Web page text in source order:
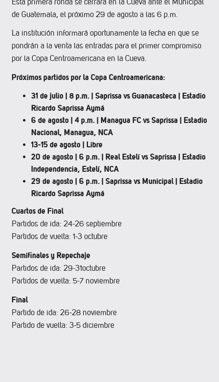
de Guatemala, el próximo 29 de agosto a las 6 p.m.
La institución informará oportunamente la fecha en que se
pondrán a la venta las entradas para el primer compromiso
por la Copa Centroamericana en la Cueva.
Próximos partidos por la Copa Centroamericana:
31 de julio | 8 p.m. | Saprissa vs Guanacasteca | Estadio
Ricardo Saprissa Aymá
6 de agosto | 4 p.m. | Managua FC vs Saprissa | Estadio
Nacional, Managua, NCA
13-15 de agosto | Libre
20 de agosto | 6 p.m. | Real Estelí vs Saprissa | Estadio
Independencia, Estelí, NCA
29 de agosto | 6 p.m. | Saprissa vs Municipal | Estadio
Ricardo Saprissa Aymá
Cuartos de Final
Partidos de ida: 24-26 septiembre
Partidos de vuelta: 1-3 octubre
Semifinales y Repechaje
Partidos de ida: 29-31octubre
Partidos de vuelta: 5-7 noviembre
Final
Partido de ida: 26-28 noviembre
Partido de vuelta: 3-5 diciembre